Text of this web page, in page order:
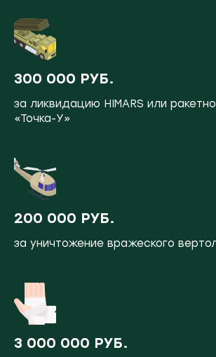
300 000 РУБ.
за ликвидацию HIMARS или
«Точка-У»
200 000 РУБ.
за уничтожение вражеского
3 000 000 РУБ.